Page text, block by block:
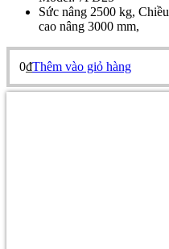
Sức nâng 2500 kg, Chiều
cao nâng 3000 mm,
0₫Thêm vào giỏ hàng